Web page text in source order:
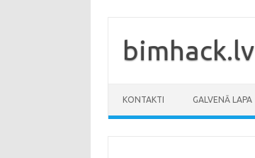
content
bimhack.lv
KONTAKTI GALVENĀ LAPA